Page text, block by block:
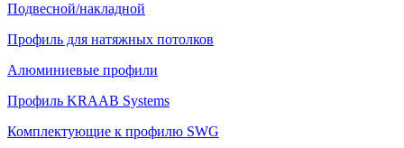
Подвесной/накладной
Профиль для натяжных потолков
Алюминиевые профили
Профиль KRAAB Systems
Комплектующие к профилю SWG